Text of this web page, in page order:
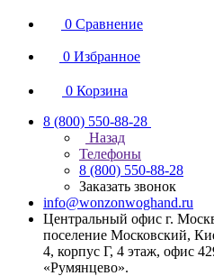
0 Сравнение
0 Избранное
0 Корзина
8 (800) 550-88-28
Назад
Телефоны
8 (800) 550-88-28
Заказать звонок
info@wonzonwoghand.ru
Центральный офис г.
поселение Московский,
4, корпус Г, 4 этаж, офис
«Румянцево».